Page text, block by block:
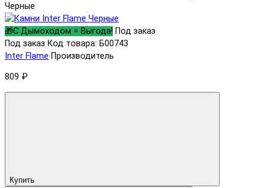
Черные
🎁С Дымоходом = Выгода! Под заказ
Под заказ Код товара: Б00743
Inter Flame Производитель
809 ₽
Купить